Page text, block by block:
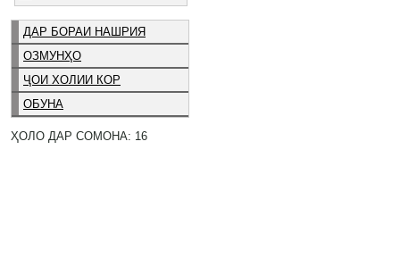
ДАР БОРАИ НАШРИЯ
ОЗМУНҲО
ҶОИ ХОЛИИ КОР
ОБУНА
ҲОЛО ДАР СОМОНА: 16